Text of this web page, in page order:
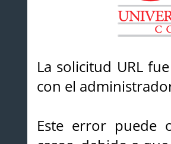
La solicitud URL
con el
Este error puede